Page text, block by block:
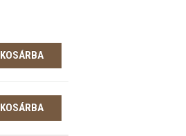
KOSÁRBA
KOSÁRBA